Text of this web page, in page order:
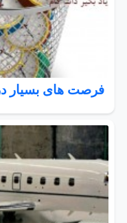
فرصت های بسیار